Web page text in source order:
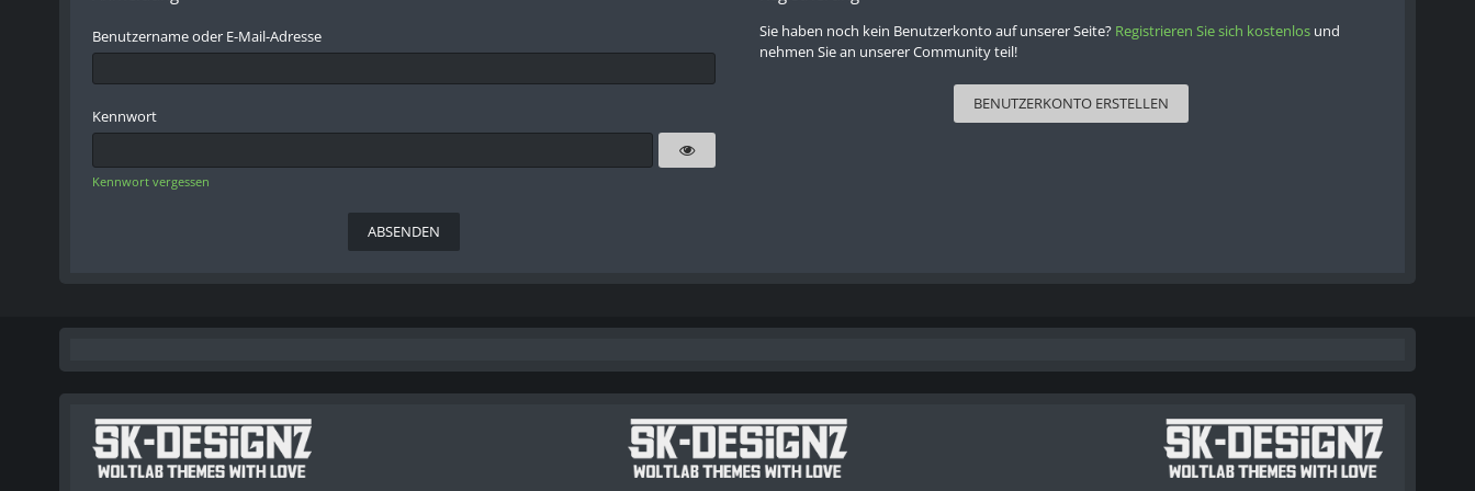
Benutzername oder E-Mail-Adresse
Kennwort
Kennwort vergessen
Sie haben noch kein Benutzerkonto auf unserer Seite? Registrieren Sie sich kostenlos und
nehmen Sie an unserer Community teil!
BENUTZERKONTO ERSTELLEN